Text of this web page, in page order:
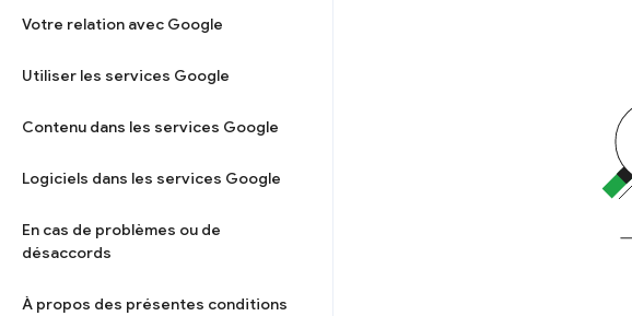
Votre relation avec Google
Utiliser les services Google
Contenu dans les services Google
Logiciels dans les services Google
En cas de problèmes ou de
désaccords
À propos des présentes conditions